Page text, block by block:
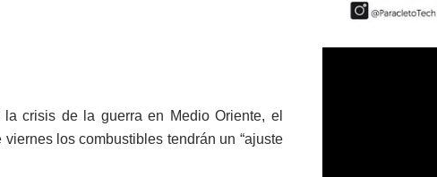
crisis de la guerra en Medio Oriente, el
los combustibles tendrán un “ajuste